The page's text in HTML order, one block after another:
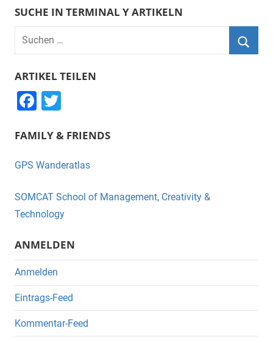
SUCHE IN TERMINAL Y ARTIKELN
Suchen
nach:
ARTIKEL TEILEN
F
c
e
o
o
k
tt
er
FAMILY & FRIENDS
GPS Wanderatlas
SOMCAT School of Management, Creativity &
Technology
ANMELDEN
Anmelden
Eintrags-Feed
Kommentar-Feed